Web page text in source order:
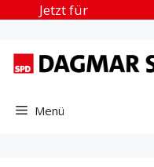
Jetzt für
Menü